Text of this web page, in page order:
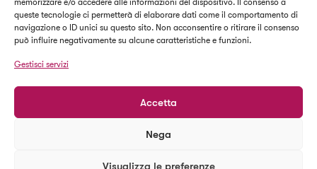
memorizzare e/o accedere alle informazioni del dispositivo. Il consenso a
queste tecnologie ci permetterà di elaborare dati come il comportamento di
navigazione o ID unici su questo sito. Non acconsentire o ritirare il consenso
può influire negativamente su alcune caratteristiche e funzioni.
Gestisci servizi
Accetta
Nega
Visualizza le preferenze
Alta formazione